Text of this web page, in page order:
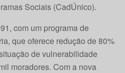
Sociais (CadÚnico).
com um programa de
que oferece redução de 80%
de vulnerabilidade
moradores. Com a nova